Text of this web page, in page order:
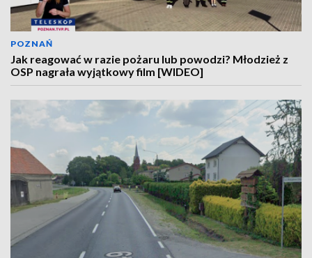
POZNAŃ
Jak reagować w razie pożaru lub powodzi? Młodzież z
OSP nagrała wyjątkowy film [WIDEO]